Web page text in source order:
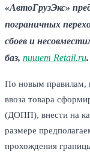
«АвтоГрузЭкс»
пограничных
сбоев и
баз, пишет Retail.ru.
По новым правилам,
ввоза товара
(ДОПП), внести на
размере
прохождения